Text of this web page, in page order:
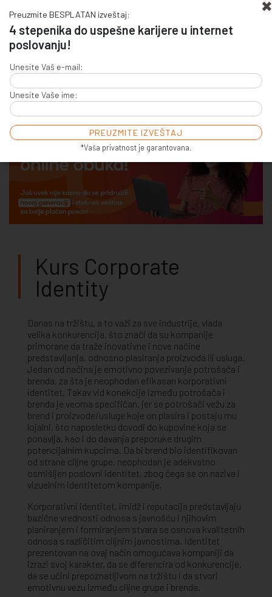
Preuzmite BESPLATAN izveštaj:
4 stepenika do uspešne karijere u internet
poslovanju!
Unesite Vaš e-mail:
Unesite Vaše ime:
*Vaša privatnost je garantovana.
+381 (0)11 7856 156
E-COMMERCE & SALES
ONLINE ADVERTISING
E-BUSINESS & E-MARKETING
Kurs Corporate
Identity
Danas na tržištu, a to važi za sve industrije, vlada
velika konkurencija, što znači da su kompanije
primorane da traže inovativne i nove načine
predstavljanja, odnosno plasiranja proizvoda ili usluga.
Jedan od načina je emotivno povezivanje potrošača i
brenda, za šta je neophodan efikasan korporativni
identitet. Takav vid konekcije između potrošača i
brenda je veoma specifičan, jer se potrošači vežu za
brend i proizvode/usluge koje on plasira i postaju mu
lojalni, što naposletku dovodi do kupovine koja se
ponavlja, kao i do davanja preporuke drugim
potencijalnim kupcima. Da bi brend bio identifikovan
od strane ciljne grupe, neophodan je adekvatno
osmišljen poslovni identitet, zbog čega se on naziva i
vizuelnim identitetom kompanije.
Korporativni identitet, imidž i reputacija predstavljaju
bazične vrednosti odnosa s javnošću i njihovim
planiranjem i formiranjem stvara se osnova kvalitetnih
odnosa s različitim ciljnim javnostima. Identitet
prezentovan na ovaj način omogućava kompaniji da
izrazi svoj karakter, da se diferencira od konkurencije,
da se učini prepoznatljivom na tržištu i da stvori
emotivnu vezu između ciljne grupe i brenda.